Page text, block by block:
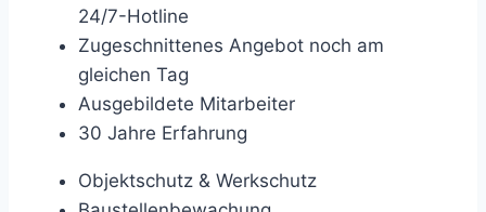
24/7-Hotline
Zugeschnittenes Angebot noch am
gleichen Tag
Ausgebildete Mitarbeiter
30 Jahre Erfahrung
Objektschutz & Werkschutz